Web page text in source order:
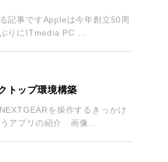
記事ですAppleは今年創立50周
りにITmedia PC ...
トップ環境構築
を操作するきっかけ
アプリの紹介 画像...